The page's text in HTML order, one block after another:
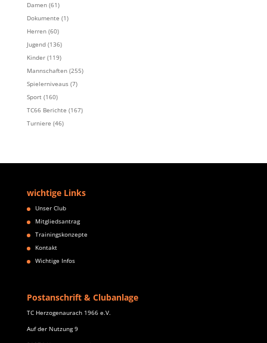
Damen(61)
Dokumente (1)
Herren(60)
Jugend(136)
Kinder(119)
Mannschaften(255)
Spielerniveaus(7)
Sport(160)
TC66 Berichte (167)
Turniere (46)
wichtige Links
Unser Club
Mitgliedsantrag
Trainingskonzepte
Kontakt
Wichtige Infos
Postanschrift & Clubanlage
TC Herzogenaurach 1966 e.V.
Auf der Nutzung 9